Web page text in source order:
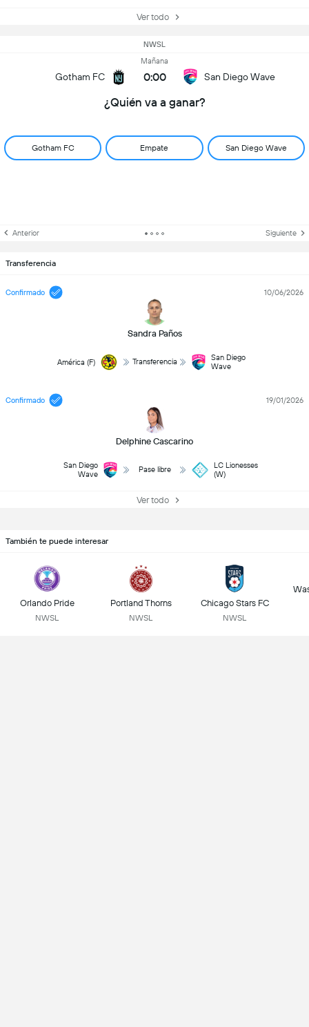
Ver todo
NWSL
Gotham FC
Mañana
0:00 San Diego Wave
¿Quién va a ganar?
Gotham FC Empate San Diego Wave
Anterior Siguiente
Transferencia
Confirmado
Sandra Paños
10/06/2026
América (F) Transferencia
San Diego
Wave
Confirmado
Delphine Cascarino
19/01/2026
San Diego
Wave
Pase libre
LC Lionesses
(W)
Ver todo
También te puede interesar
Orlando Pride
NWSL
Portland Thorns
NWSL
Chicago Stars FC
NWSL